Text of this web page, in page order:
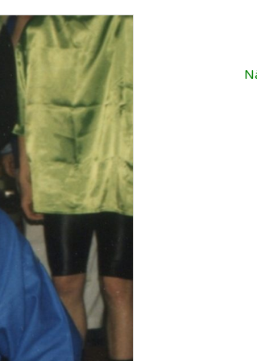
herzlich willkommen!
Regeln für unsere
Sozialen Netzwerke und
Gruppen
Impressum
Datenschutz etc…